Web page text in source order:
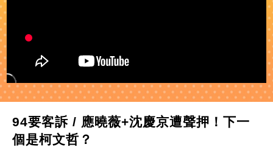
94要客訴 / 應曉薇+沈慶京遭聲押！下一
個是柯文哲？